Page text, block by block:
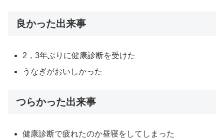
良かった出来事
2，3年ぶりに健康診断を受けた
うなぎがおいしかった
つらかった出来事
健康診断で疲れたのか昼寝をしてしまった